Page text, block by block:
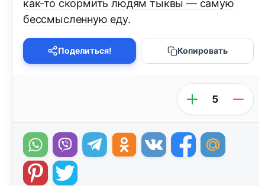
как-то скормить людям тыквы — самую
бессмысленную еду.
Поделиться! Копировать
5